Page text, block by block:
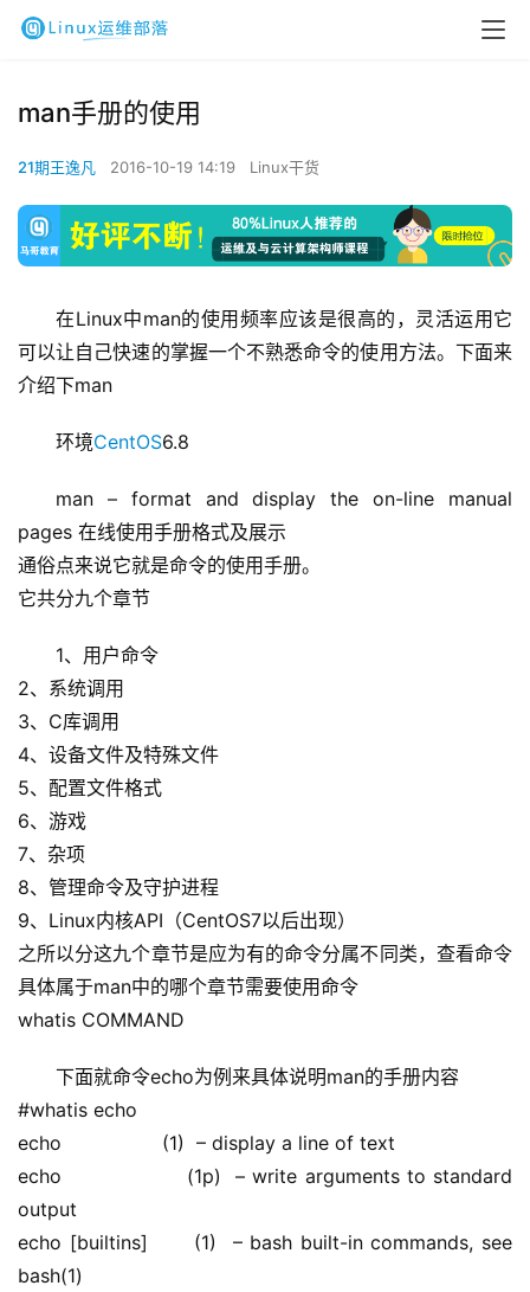
man手册的使用
21期王逸凡 2016-10-19 14:19 Linux干货
在Linux中man的使用频率应该是很高的，灵活运用它
可以让自己快速的掌握一个不熟悉命令的使用方法。下面来
介绍下man
环境CentOS6.8
man – format and display the on-line manual
pages 在线使用手册格式及展示
通俗点来说它就是命令的使用手册。
它共分九个章节
1、用户命令
2、系统调用
3、C库调用
4、设备文件及特殊文件
5、配置文件格式
6、游戏
7、杂项
8、管理命令及守护进程
9、Linux内核API（CentOS7以后出现）
之所以分这九个章节是应为有的命令分属不同类，查看命令
具体属于man中的哪个章节需要使用命令
whatis COMMAND
下面就命令echo为例来具体说明man的手册内容
#whatis echo
echo                 (1)  – display a line of text
echo                 (1p)  – write arguments to standard
output
echo [builtins]      (1)  – bash built-in commands, see
bash(1)